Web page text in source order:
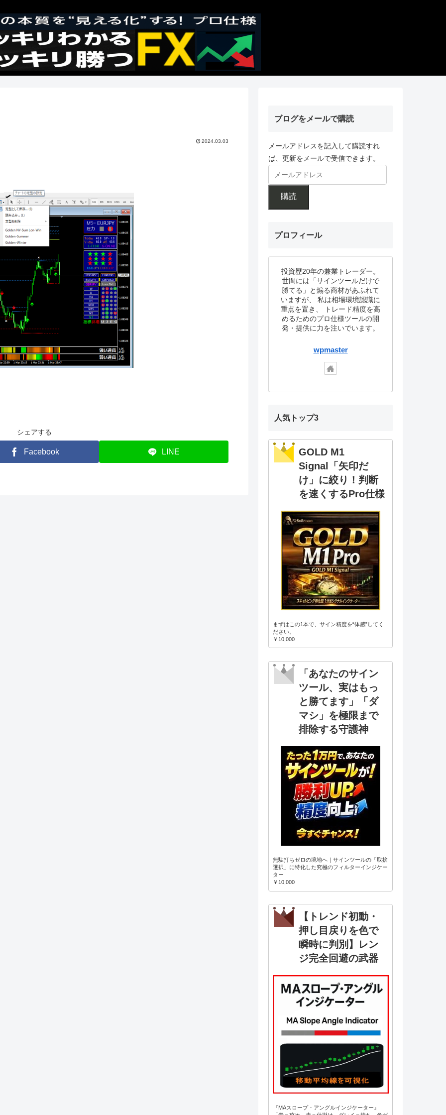
2024.03.03
シェアする
Facebook LINE
ブログをメールで購読
メールアドレスを記入して購読すれ
ば、更新をメールで受信できます。
購読
プロフィール
投資歴20年の兼業トレーダー。
世間には「サインツールだけで
勝てる」と煽る商材があふれて
いますが、 私は相場環境認識に
重点を置き、 トレード精度を高
めるためのプロ仕様ツールの開
発・提供に力を注いでいます。
wpmaster
人気トップ3
GOLD M1
Signal「矢印だ
け」に絞り！判断
を速くするPro仕様
まずはこの1本で、サイン精度を“体感”してく
ださい。
￥10,000
「あなたのサイン
ツール、実はもっ
と勝てます」「ダ
マシ」を極限まで
排除する守護神
無駄打ちゼロの境地へ｜サインツールの「取捨
選択」に特化した究極のフィルターインジケー
ター
￥10,000
【トレンド初動・
押し目戻りを色で
瞬時に判別】レン
ジ完全回避の武器
『MAスロープ・アングルインジケーター』